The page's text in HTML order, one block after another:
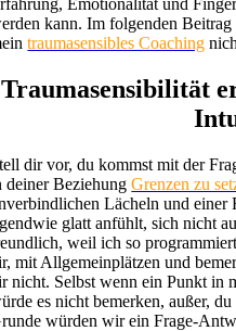
Emotionalität und
kann. Im folgenden
traumasensibles Coaching
Traumasensibilität
dir vor, du kommst mit der
deiner BeziehungGrenzen zu
Lächeln und
glatt anfühlt, sich nicht
weil ich so
mit Allgemeinplätzen und
nicht. Selbst wenn ein Punkt in
es nicht bemerken, außer,
würden wir ein Frage-